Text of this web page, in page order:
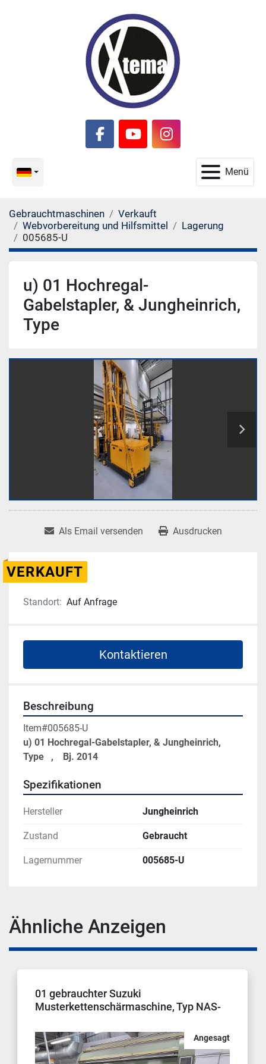
facebook
youtubeinstagram
Menü
Gebrauchtmaschinen
Verkauft
Webvorbereitung und Hilfsmittel
Lagerung
005685-U
u) 01 Hochregal-
Gabelstapler, & Jungheinrich,
Type
Als Email versenden Ausdrucken
VERKAUFT
Standort: Auf Anfrage
Kontaktieren
Beschreibung
Item#005685-U
u) 01 Hochregal-Gabelstapler, & Jungheinrich,
Type   ,    Bj. 2014
Spezifikationen
Hersteller Jungheinrich
Zustand Gebraucht
Lagernummer 005685-U
Ähnliche Anzeigen
01 gebrauchter Suzuki
Musterkettenschärmaschine, Typ NAS-
Angesagt